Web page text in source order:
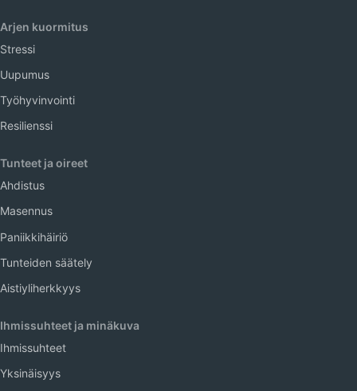
Arjen kuormitus
Stressi
Uupumus
Työhyvinvointi
Resilienssi
Tunteet ja oireet
Ahdistus
Masennus
Paniikkihäiriö
Tunteiden säätely
Aistiyliherkkyys
Ihmissuhteet ja minäkuva
Ihmissuhteet
Yksinäisyys